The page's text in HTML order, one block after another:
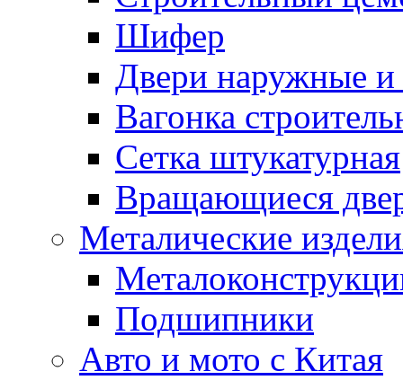
Шифер
Двери наружные и
Вагонка
Сетка штукатурная
Вращающиеся
Металические
Подшипники
Авто и мото с Китая